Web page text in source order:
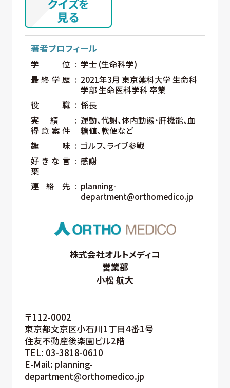
著者プロフィール
学位
学士 (生命科学)
最終学歴
2021年3月 東京薬科大学 生命科
学部 生命医科学科 卒業
役職
係長
実績
得意案件
運動、代謝、体内動態・肝機能、血
糖値、軟便など
趣味
ゴルフ、ライブ参戦
好きな言
葉
感謝
連絡先
planning-
department@orthomedico.jp
株式会社オルトメディコ
営業部
小松 航大
〒112-0002
東京都文京区小石川1丁目4番1号
住友不動産後楽園ビル2階
TEL: 03-3818-0610
E-Mail: planning-
department@orthomedico.jp